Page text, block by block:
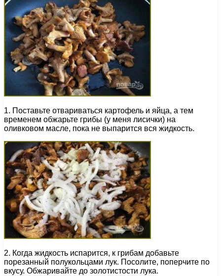
1. Поставьте отвариваться картофель и яйца, а тем
временем обжарьте грибы (у меня лисички) на
оливковом масле, пока не выпарится вся жидкость.
2. Когда жидкость испарится, к грибам добавьте
порезанный полукольцами лук. Посолите, поперчите по
вкусу. Обжаривайте до золотистости лука.